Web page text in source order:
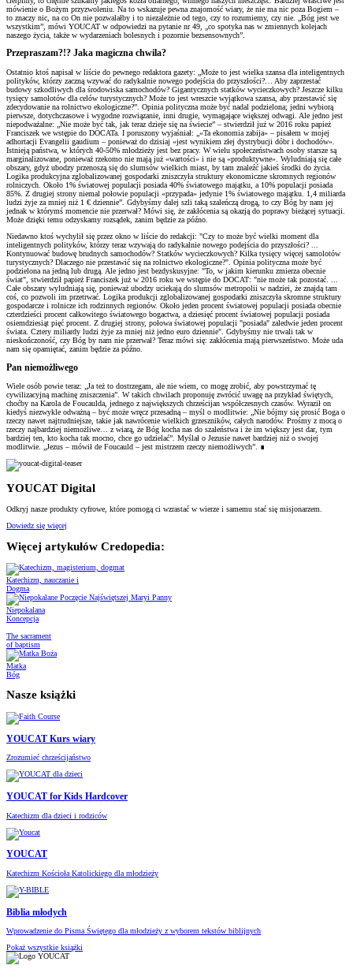
mówienie o Bożym przyzwoleniu. Na to wskazuje pewna znajomość wiary, że nie ma nic poza Bogiem –
to znaczy nic, na co On nie pozwalałby i to niezależnie od tego, czy to rozumiemy, czy nie. „Bóg jest we
wszystkim”, mówi YOUCAT w odpowiedzi na pytanie nr 49, „co spotyka nas w zmiennych kolejach
naszego życia, także w wydarzeniach bolesnych i pozornie bezsensownych”.
Przepraszam?!? Jaka magiczna chwila?
Ostatnio ktoś napisał w liście do pewnego redaktora gazety: „Może to jest wielka szansa dla inteligentnych
polityków, którzy zaczną wzywać do radykalnie nowego podejścia do przyszłości?… Aby zaprzestać
budowy szkodliwych dla środowiska samochodów? Gigantycznych statków wycieczkowych? Jeszcze kilku
tysięcy samolotów dla celów turystycznych? Może to jest wreszcie wyjątkowa szansa, aby przestawić się
zdecydowanie na rolnictwo ekologiczne?”. Opinia polityczna może być nadal podzielona; jedni wybiorą
pierwsze, dotychczasowe i wygodne rozwiązanie, inni drugie, wymagające większej odwagi. Ale jedno jest
niepodważalne: „Nie może być tak, jak teraz dzieje się na świecie” – stwierdził już w 2016 roku papież
Franciszek we wstępie do DOCATa. I poruszony wyjaśniał: „«Ta ekonomia zabija» – pisałem w mojej
adhortacji Evangelii gaudium – ponieważ do dzisiaj «jest wynikiem złej dystrybucji dóbr i dochodów».
Istnieją państwa, w których 40-50% młodzieży jest bez pracy. W wielu społeczeństwach osoby starsze są
marginalizowane, ponieważ rzekomo nie mają już «wartości» i nie są «produktywne». Wyludniają się całe
obszary, gdyż ubodzy przenoszą się do slumsów wielkich miast, by tam znaleźć jakieś środki do życia.
Logika produkcyjna zglobalizowanej gospodarki zniszczyła struktury ekonomiczne skromnych regionów
rolniczych. Około 1% światowej populacji posiada 40% światowego majątku, a 10% populacji posiada
85%. Z drugiej strony niemal połowie populacji «przypada» jedynie 1% światowego majątku. 1,4 miliarda
ludzi żyje za mniej niż 1 € dziennie”. Gdybyśmy dalej szli taką szaleńczą drogą, to czy Bóg by nam jej
jednak w którymś momencie nie przerwał? Mówi się, że zakłócenia są okazją do poprawy bieżącej sytuacji.
Może dzięki temu odzyskamy rozsądek, zanim będzie za późno.
Niedawno ktoś wychylił się przez okno w liście do redakcji: "Czy to może być wielki moment dla
inteligentnych polityków, którzy teraz wzywają do radykalnie nowego podejścia do przyszłości? ...
Kontynuować budowę brudnych samochodów? Statków wycieczkowych? Kilka tysięcy więcej samolotów
turystycznych? Dlaczego nie przestawić się na rolnictwo ekologiczne?". Opinia polityczna może być
podzielona na jedną lub drugą. Ale jedno jest bezdyskusyjne: "To, w jakim kierunku zmierza obecnie
świat", stwierdził papież Franciszek już w 2016 roku we wstępie do DOCAT: "nie może tak pozostać. ...
Całe obszary wyludniają się, ponieważ ubodzy uciekają do slumsów metropolii w nadziei, że znajdą tam
coś, co pozwoli im przetrwać. Logika produkcji zglobalizowanej gospodarki zniszczyła skromne struktury
gospodarcze i rolnicze ich rodzinnych regionów. Około jeden procent światowej populacji posiada obecnie
czterdzieści procent całkowitego światowego bogactwa, a dziesięć procent światowej populacji posiada
osiemdziesiąt pięć procent. Z drugiej strony, połowa światowej populacji "posiada" zaledwie jeden procent
świata. Cztery miliardy ludzi żyje za mniej niż jedno euro dziennie". Gdybyśmy nie trwali tak w
nieskończoność, czy Bóg by nam nie przerwał? Teraz mówi się: zakłócenia mają pierwszeństwo. Może uda
nam się opamiętać, zanim będzie za późno.
Pan niemożliwego
Wiele osób powie teraz: „Ja też to dostrzegam, ale nie wiem, co mogę zrobić, aby powstrzymać tę
cywilizacyjną machinę zniszczenia”. W takich chwilach proponuję zwrócić uwagę na przykład świętych,
choćby na Karola de Foucaulda, jednego z największych chrześcijan współczesnych czasów. Wyraził on
kiedyś niezwykle odważną – być może wręcz przesadną – myśl o modlitwie: „Nie bójmy się prosić Boga o
rzeczy nawet najtrudniejsze, takie jak nawrócenie wielkich grzeszników, całych narodów. Prośmy z mocą o
rzeczy najbardziej niemożliwe… z wiarą, że Bóg kocha nas do szaleństwa i że im większy jest dar, tym
bardziej ten, kto kocha tak mocno, chce go udzielać”. Myślał o Jezusie nawet bardziej niż o swojej
modlitwie. „Jezus – mówił de Foucauld – jest mistrzem rzeczy niemożliwych”. ∎
YOUCAT Digital
Odkryj nasze produkty cyfrowe, które pomogą ci wzrastać w wierze i samemu stać się misjonarzem.
Dowiedz się więcej
Więcej artykułów Credopedia:
Katechizm, nauczanie i
Dogma
Niepokalana
Koncepcja
The sacrament
of baptism
Matka
Bóg
Nasze książki
YOUCAT Kurs wiary
Zrozumieć chrześcijaństwo
YOUCAT for Kids Hardcover
Katechizm dla dzieci i rodziców
YOUCAT
Katechizm Kościoła Katolickiego dla młodzieży
Biblia młodych
Wprowadzenie do Pisma Świętego dla młodzieży z wyborem tekstów biblijnych
Pokaż wszystkie książki